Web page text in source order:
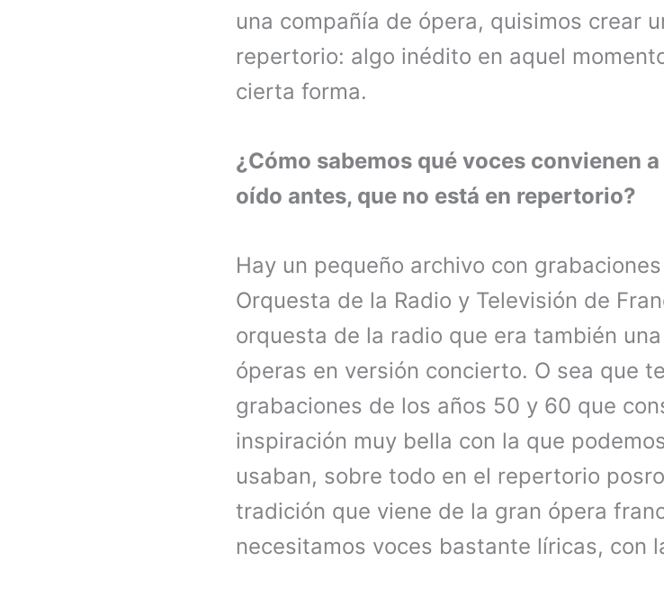
una compañía de ópera, quisimos crear
repertorio: algo inédito en aquel
cierta forma.
¿Cómo sabemos qué voces convienen
oído antes, que no está en repertorio?
Hay un pequeño archivo con
Orquesta de la Radio y Televisión de
orquesta de la radio que era también
óperas en versión concierto. O sea que
grabaciones de los años 50 y 60 que
inspiración muy bella con la que
usaban, sobre todo en el repertorio
tradición que viene de la gran ópera
necesitamos voces bastante líricas, con